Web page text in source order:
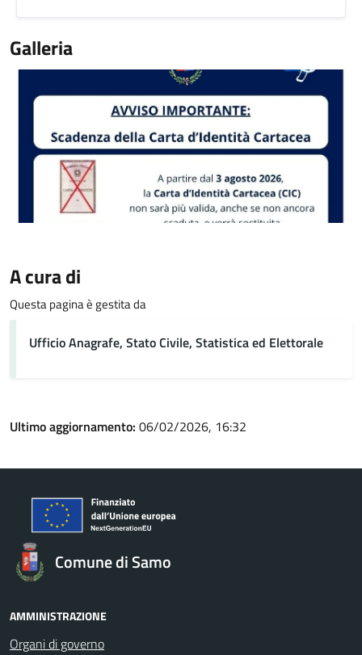
Galleria
A cura di
Questa pagina è gestita da
Ufficio Anagrafe, Stato Civile, Statistica ed Elettorale
Ultimo aggiornamento: 06/02/2026, 16:32
Comune di Samo
AMMINISTRAZIONE
Organi di governo